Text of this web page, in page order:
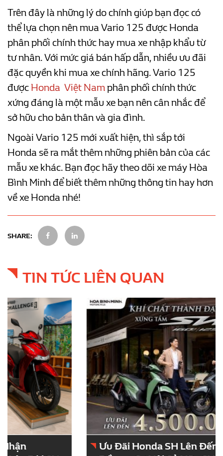
Trên đây là những lý do chính giúp bạn đọc có
thể lựa chọn nên mua Vario 125 được Honda
phân phối chính thức hay mua xe nhập khẩu từ
tư nhân. Với mức giá bán hấp dẫn, nhiều ưu đãi
đặc quyền khi mua xe chính hãng. Vario 125
được Honda Việt Namphân phối chính thức
xứng đáng là một mẫu xe bạn nên cân nhắc để
sở hữu cho bản thân và gia đình.
Ngoài Vario 125 mới xuất hiện, thì sắp tới
Honda sẽ ra mắt thêm những phiên bản của các
mẫu xe khác. Bạn đọc hãy theo dõi xe máy Hòa
Bình Minh để biết thêm những thông tin hay hơn
về xe Honda nhé!
SHARE:
TIN TỨC LIÊN QUAN
Ưu Đãi Honda SH Lên Đến 4.500.000